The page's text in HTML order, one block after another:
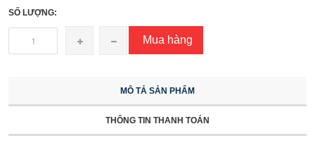
SỐ LƯỢNG:
Mua hàng
MÔ TẢ SẢN PHẨM
THÔNG TIN THANH TOÁN